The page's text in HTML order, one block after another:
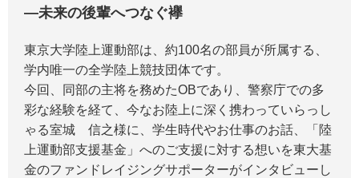
―未来の後輩へつなぐ襷
東京大学陸上運動部は、約100名の部員が所属する、
学内唯一の全学陸上競技団体です。
今回、同部の主将を務めたOBであり、警察庁での多
彩な経験を経て、今なお陸上に深く携わっていらっし
ゃる室城 信之様に、学生時代やお仕事のお話、「陸
上運動部支援基金」へのご支援に対する想いを東大基
金のファンドレイジングサポーターがインタビューし